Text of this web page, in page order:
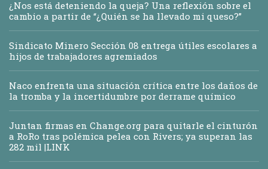
¿Nos está deteniendo la queja? Una reflexión sobre el
cambio a partir de “¿Quién se ha llevado mi queso?”
Sindicato Minero Sección 08 entrega útiles escolares a
hijos de trabajadores agremiados
Naco enfrenta una situación crítica entre los daños de
la tromba y la incertidumbre por derrame químico
Juntan firmas en Change.org para quitarle el cinturón
a RoRo tras polémica pelea con Rivers; ya superan las
282 mil |LINK